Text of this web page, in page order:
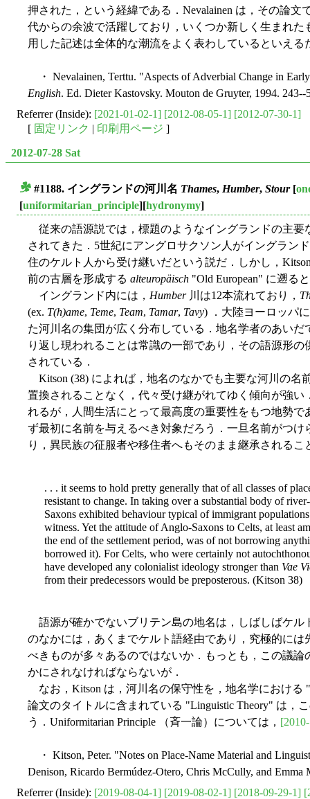
押された，という経緯である．Nevalainen は，その論
代からの余波で活躍しており，いくつか新しく生まれた
用した記述は全体的な潮流をよく表わしているといえる
・ Nevalainen, Terttu. "Aspects of Adverbial Change in
English. Ed. Dieter Kastovsky. Mouton de Gruyter, 1994. 243--
Referrer (Inside): [2021-01-02-1] [2012-08-05-1] [2012-07-30-1]
[ 固定リンク | 印刷用ページ ]
2012-07-28 Sat
#1188. イングランドの河川名 Thames, Humber, Stour[
[uniformitarian_principle][hydronymy]
従来の語源説では，標題のようなイングランドの主要
されてきた．5世紀にアングロサクソン人がイングラン
住のケルト人から受け継いだという説だ．しかし，
前の古層を形成する alteuropäisch "Old European" に遡る
イングランド内には， Humber川は12本流れており，
(ex. T(h)ame, Teme, Team, Tamar, Tavy) ．大陸ヨーロッパ
た河川名の集団が広く分布している．地名学者のあい
り返し現われることは常識の一部であり，その語源形
されている．
Kitson (38) によれば，地名のなかでも主要な河川の名
置換されることなく，代々受け継がれてゆく傾向が強
れるが，人間生活にとって最高度の重要性をもつ地勢
ず最初に名前を与えるべき対象だろう．一旦名前がつ
り，異民族の征服者や移住者へもそのまま継承されるこ
. . . it seems to hold pretty generally that of all classes of
resistant to change. In taking over a substantial body of
Saxons exhibited behaviour typical of immigrant
witness. Yet the attitude of Anglo-Saxons to Celts, at least
the end of the settlement period, was of not borrowing
borrowed it). For Celts, who were certainly not
have developed any colonialist ideology stronger than Vae
from their predecessors would be preposterous. (Kitson 38)
語源が確かでないブリテン島の地名は，しばしばケル
のなかには，あくまでケルト語経由であり，究極的には
べきものが多々あるのではないか．もっとも，この議論
かにされなければならないが．
なお，Kitson は，河川名の保守性を，地名学における
論文のタイトルに含まれている "Linguistic Theory" は，
う．Uniformitarian Principle （斉一論）については，
・ Kitson, Peter. "Notes on Place-Name Material and
Denison, Ricardo Bermúdez-Otero, Chris McCully, and Emma
Referrer (Inside): [2019-08-04-1] [2019-08-02-1] [2018-09-29-1]